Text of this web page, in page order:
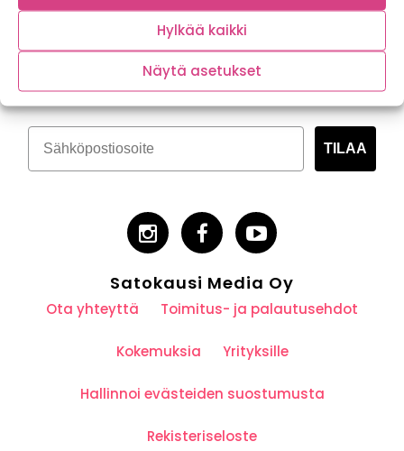
Hylkää kaikki
Näytä asetukset
Tilaa kasvispitoinen uutiskirje
TILAA
Satokausi Media Oy
Ota yhteyttä Toimitus- ja palautusehdot
Kokemuksia Yrityksille
Hallinnoi evästeiden suostumusta
Rekisteriseloste